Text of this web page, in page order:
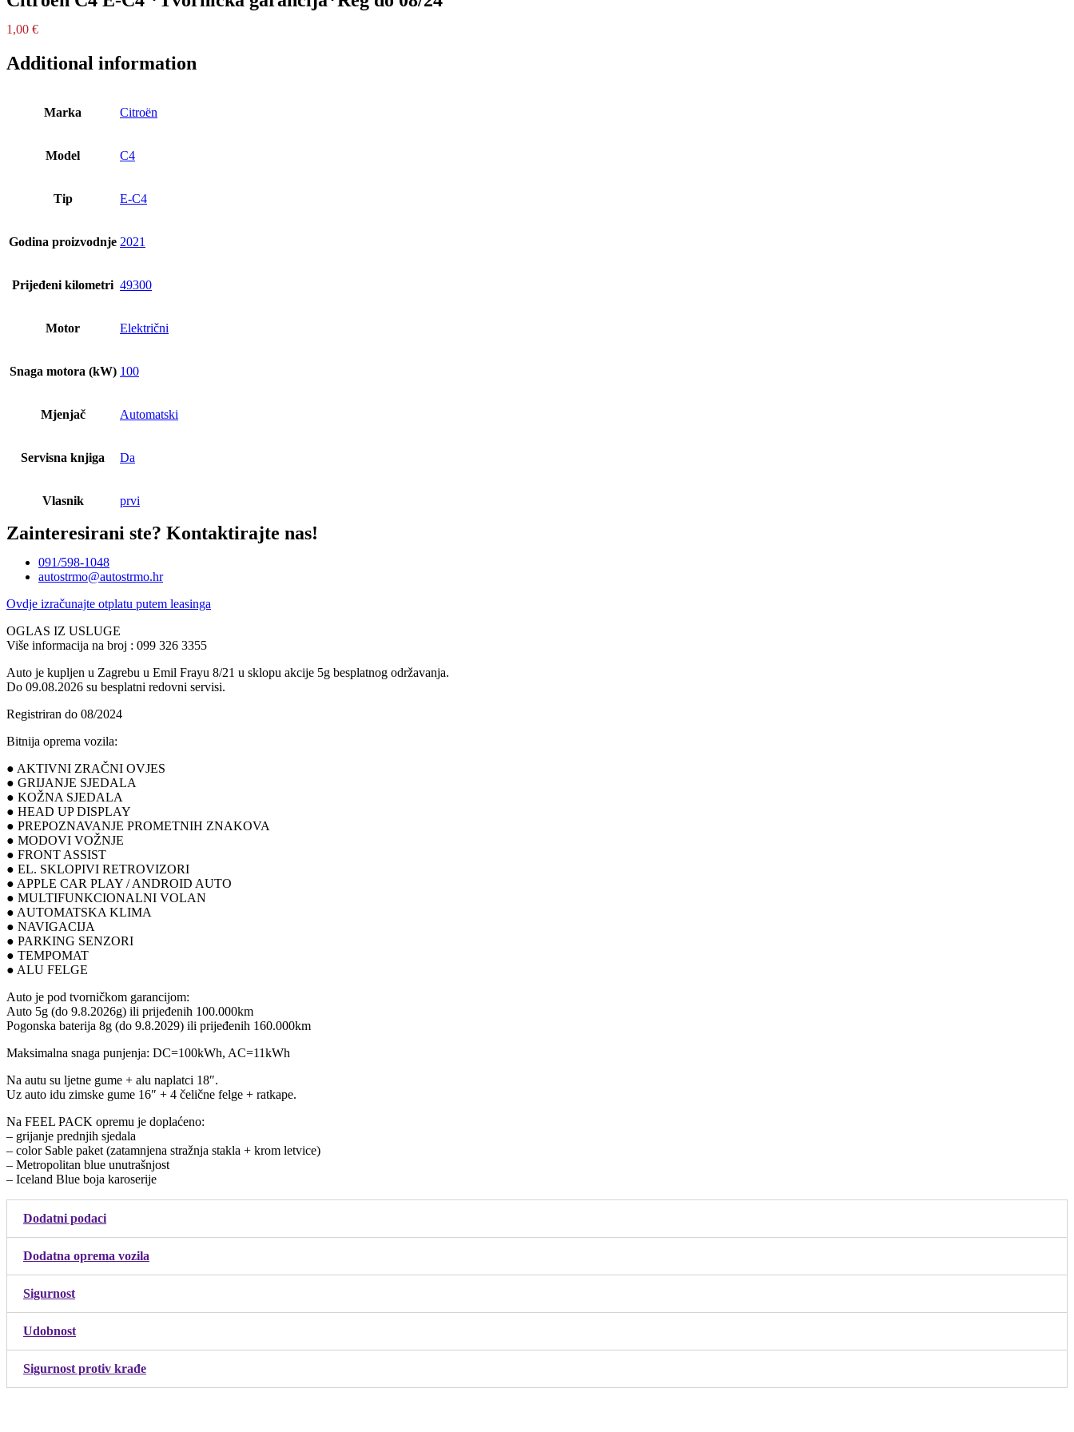
1,00 €
Additional information
Marka Citroën
Model C4
Tip E-C4
Godina proizvodnje 2021
Prijeđeni kilometri 49300
Motor Električni
Snaga motora (kW) 100
Mjenjač Automatski
Servisna knjiga Da
Vlasnik prvi
Zainteresirani ste? Kontaktirajte nas!
091/598-1048
autostrmo@autostrmo.hr
Ovdje izračunajte otplatu putem leasinga
OGLAS IZ USLUGE
Više informacija na broj : 099 326 3355
Auto je kupljen u Zagrebu u Emil Frayu 8/21 u sklopu akcije 5g besplatnog održavanja.
Do 09.08.2026 su besplatni redovni servisi.
Registriran do 08/2024
Bitnija oprema vozila:
● AKTIVNI ZRAČNI OVJES
● GRIJANJE SJEDALA
● KOŽNA SJEDALA
● HEAD UP DISPLAY
● PREPOZNAVANJE PROMETNIH ZNAKOVA
● MODOVI VOŽNJE
● FRONT ASSIST
● EL. SKLOPIVI RETROVIZORI
● APPLE CAR PLAY / ANDROID AUTO
● MULTIFUNKCIONALNI VOLAN
● AUTOMATSKA KLIMA
● NAVIGACIJA
● PARKING SENZORI
● TEMPOMAT
● ALU FELGE
Auto je pod tvorničkom garancijom:
Auto 5g (do 9.8.2026g) ili prijeđenih 100.000km
Pogonska baterija 8g (do 9.8.2029) ili prijeđenih 160.000km
Maksimalna snaga punjenja: DC=100kWh, AC=11kWh
Na autu su ljetne gume + alu naplatci 18″.
Uz auto idu zimske gume 16″ + 4 čelične felge + ratkape.
Na FEEL PACK opremu je doplaćeno:
– grijanje prednjih sjedala
– color Sable paket (zatamnjena stražnja stakla + krom letvice)
– Metropolitan blue unutrašnjost
– Iceland Blue boja karoserije
Dodatni podaci
Dodatna oprema vozila
Sigurnost
Udobnost
Sigurnost protiv krađe